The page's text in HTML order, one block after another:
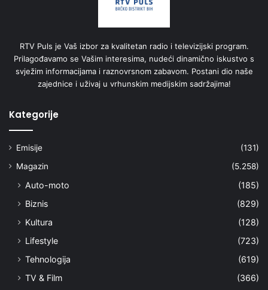
RTV Puls je Vaš izbor za kvalitetan radio i televizijski program.
Prilagođavamo se Vašim interesima, nudeći dinamično iskustvo s
svježim informacijama i raznovrsnom zabavom. Postani dio naše
zajednice i uživaj u vrhunskim medijskim sadržajima!
Kategorije
Emisije
(131)
Magazin
(5.258)
Auto-moto
(185)
Biznis
(829)
Kultura
(128)
Lifestyle
(723)
Tehnologija
(619)
TV & Film
(366)